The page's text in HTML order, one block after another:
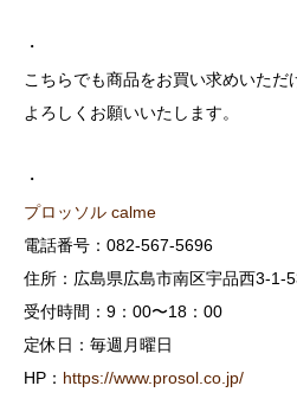
・
こちらでも商品をお買い求めいただ
よろしくお願いいたします。
・
プロッソル calme
電話番号：082-567-5696
住所：広島県広島市南区宇品西3-1-
受付時間：9：00〜18：00
定休日：毎週月曜日
HP： https://www.prosol.co.jp/